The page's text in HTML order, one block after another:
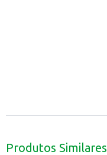
Produtos Similares